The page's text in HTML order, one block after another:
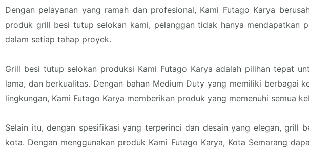
Dengan pelayanan yang ramah dan profesional, Kami Futago Karya
produk grill besi tutup selokan kami, pelanggan tidak hanya
dalam setiap tahap proyek.
Grill besi tutup selokan produksi Kami Futago Karya adalah pilihan tepat
lama, dan berkualitas. Dengan bahan Medium Duty yang memiliki
lingkungan, Kami Futago Karya memberikan produk yang memenuhi semua
Selain itu, dengan spesifikasi yang terperinci dan desain yang elegan,
kota. Dengan menggunakan produk Kami Futago Karya, Kota Semarang